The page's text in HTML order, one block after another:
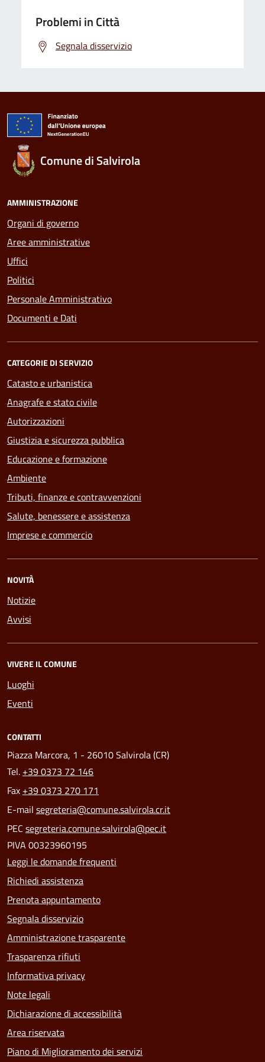
Problemi in Città
Segnala disservizio
Comune di Salvirola
AMMINISTRAZIONE
Organi di governo
Aree amministrative
Uffici
Politici
Personale Amministrativo
Documenti e Dati
CATEGORIE DI SERVIZIO
Catasto e urbanistica
Anagrafe e stato civile
Autorizzazioni
Giustizia e sicurezza pubblica
Educazione e formazione
Ambiente
Tributi, finanze e contravvenzioni
Salute, benessere e assistenza
Imprese e commercio
NOVITÀ
Notizie
Avvisi
VIVERE IL COMUNE
Luoghi
Eventi
CONTATTI
Piazza Marcora, 1 - 26010 Salvirola (CR)
Tel. +39 0373 72 146
Fax +39 0373 270 171
E-mail segreteria@comune.salvirola.cr.it
PEC segreteria.comune.salvirola@pec.it
PIVA 00323960195
Leggi le domande frequenti
Richiedi assistenza
Prenota appuntamento
Segnala disservizio
Amministrazione trasparente
Trasparenza rifiuti
Informativa privacy
Note legali
Dichiarazione di accessibilità
Area riservata
Piano di Miglioramento dei servizi